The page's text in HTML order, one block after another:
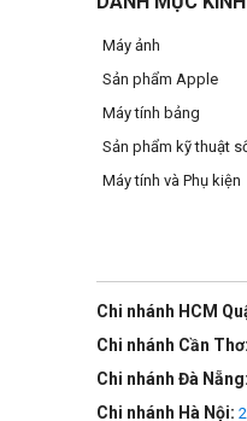
Mở phẳng
Mở phẳng hoàn
Máy ảnh
Sản phẩm Apple
Máy tính bảng
Sản phẩm kỹ thuật
Máy tính và Phụ kiện
Chi nhánh HCM
Chi nhánh Cần Thơ:
Chi nhánh Đà Nẵng:
Chi nhánh Hà Nội: